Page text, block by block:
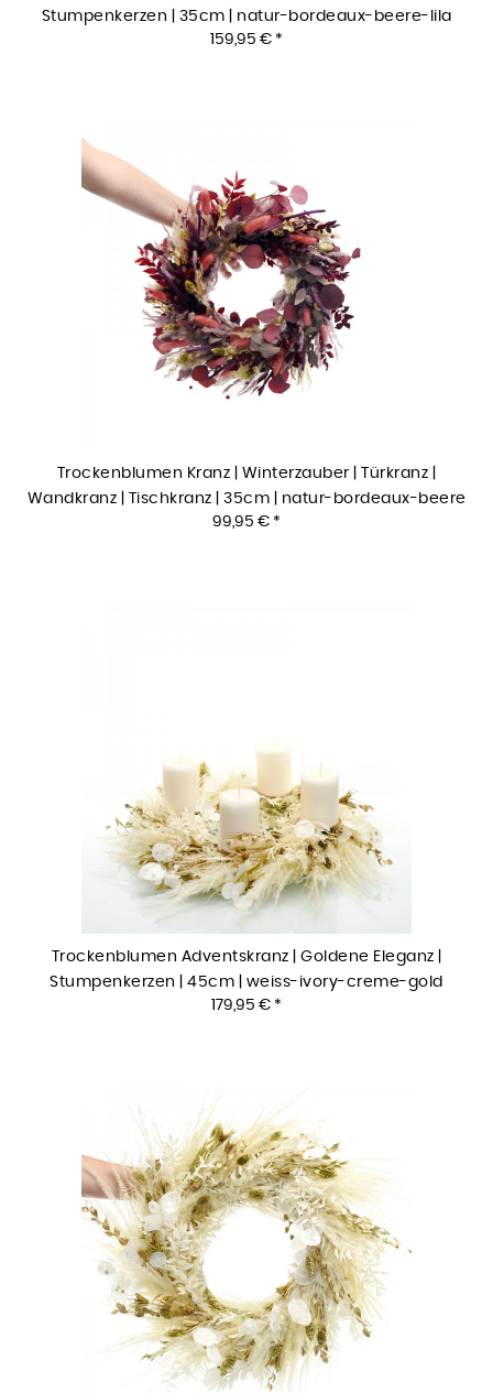
Stumpenkerzen | 35cm | natur-bordeaux-beere-lila
159,95 € *
Trockenblumen Kranz | Winterzauber | Türkranz |
Wandkranz | Tischkranz | 35cm | natur-bordeaux-beere
99,95 € *
Trockenblumen Adventskranz | Goldene Eleganz |
Stumpenkerzen | 45cm | weiss-ivory-creme-gold
179,95 € *